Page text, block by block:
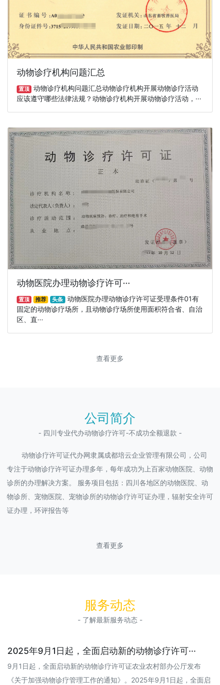
动物诊疗机构问题汇总
置顶 动物诊疗机构问题汇总动物诊疗机构开展动物诊疗活动
应该遵守哪些法律法规？动物诊疗机构开展动物诊疗活动，···
动物医院办理动物诊疗许可···
置顶 推荐 头条 动物医院办理动物诊疗许可证受理条件01有
固定的动物诊疗场所，且动物诊疗场所使用面积符合省、自治
区、直···
查看更多
公司简介
- 四川专业代办动物诊疗许可-不成功全额退款 -
动物诊疗许可证代办网隶属成都培云企业管理有限公司，公司
专注于动物诊疗许可证办理多年，每年成功为上百家动物医院、动物
诊所的办理解决方案。 服务项目包括：四川各地区的动物医院、动
物诊所、宠物医院、宠物诊所的动物诊疗许可证办理，辐射安全许可
证办理，环评报告等
查看更多
服务动态
- 了解最新服务动态 -
2025年9月1日起，全面启动新的动物诊疗许可···
9月1日起，全面启动新的动物诊疗许可证农业农村部办公厅发布
《关于加强动物诊疗管理工作的通知》。2025年9月1日起，全面启